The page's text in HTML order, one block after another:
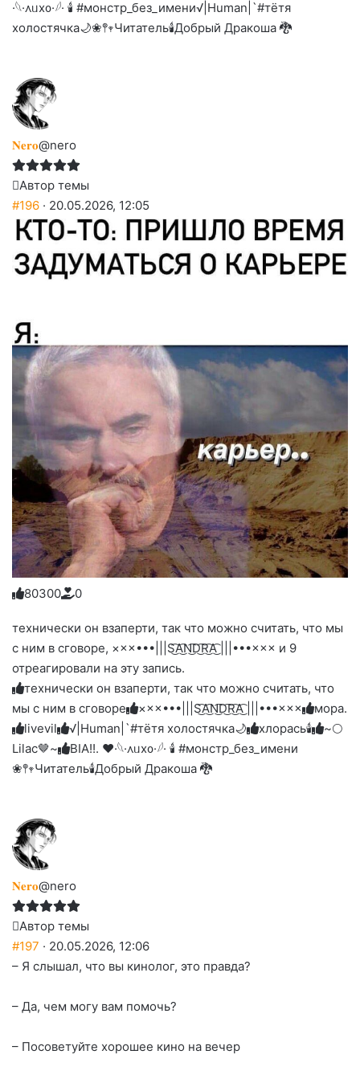
·𓆩·᧘ᥙх᧐·𓆪· 🕯 #монстр_без_имени√|Human|`#тётя
холостячка🌙❀𖤣𖥧Читатель🕯️Добрый Дракоша 🐉
𝐍𝐞𝐫𝐨@nero
Автор темы
#196 · 20.05.2026, 12:05
Голосуйте
вверх.
8
Нажмите
реакцию:
0
Нажмите
реакцию:
до
слез
3
Нажмите
реакцию:
0
Нажмите
реакцию:
0
Нажмите
благодарю
0
технически он взаперти, так что можно считать, что мы
с ним в сговоре, ×××•••|||S͜͡A͜͡N͜͡D͜͡R͜͡A͜͡ |||•••××× и 9
отреагировали на эту запись.
технически он взаперти, так что можно считать, что
мы с ним в сговоре
×××•••|||S͜͡A͜͡N͜͡D͜͡R͜͡A͜͡ |||•••×××
мора.
livevil
√|Human|`#тётя холостячка🌙 хлорась🕯
~🌕
Lilac🤎~
BIA!!. ❤︎·𓆩·᧘ᥙх᧐·𓆪· 🕯 #монстр_без_имени
❀𖤣𖥧Читатель🕯️Добрый Дракоша 🐉
𝐍𝐞𝐫𝐨@nero
Автор темы
#197 · 20.05.2026, 12:06
– Я слышал, что вы кинолог, это правда?
– Да, чем могу вам помочь?
– Посоветуйте хорошее кино на вечер